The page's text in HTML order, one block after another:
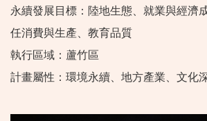
永續發展目標：陸地生態、就業與經濟
任消費與生產、教育品質
執行區域：蘆竹區
計畫屬性：環境永續、地方產業、文化